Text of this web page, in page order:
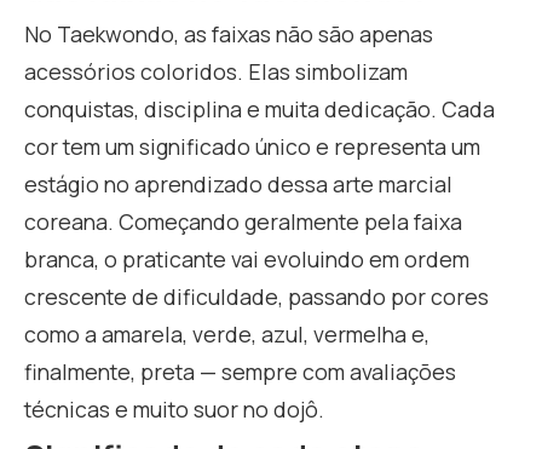
No Taekwondo, as faixas não são apenas
acessórios coloridos. Elas simbolizam
conquistas, disciplina e muita dedicação. Cada
cor tem um significado único e representa um
estágio no aprendizado dessa arte marcial
coreana. Começando geralmente pela faixa
branca, o praticante vai evoluindo em ordem
crescente de dificuldade, passando por cores
como a amarela, verde, azul, vermelha e,
finalmente, preta — sempre com avaliações
técnicas e muito suor no dojô.